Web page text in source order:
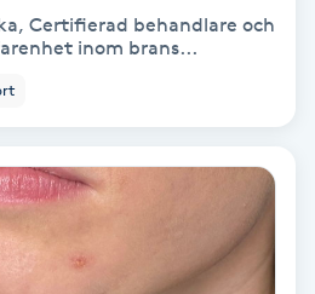
Certifierad behandlare och
med mer än 8 års erfarenhet inom brans...